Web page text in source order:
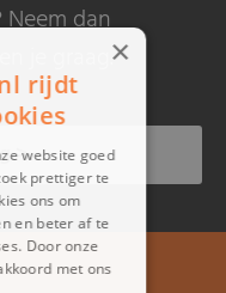
dan
je graag.
>
×
rijdt
website goed
prettiger te
ons om
en beter af te
Door onze
met ons